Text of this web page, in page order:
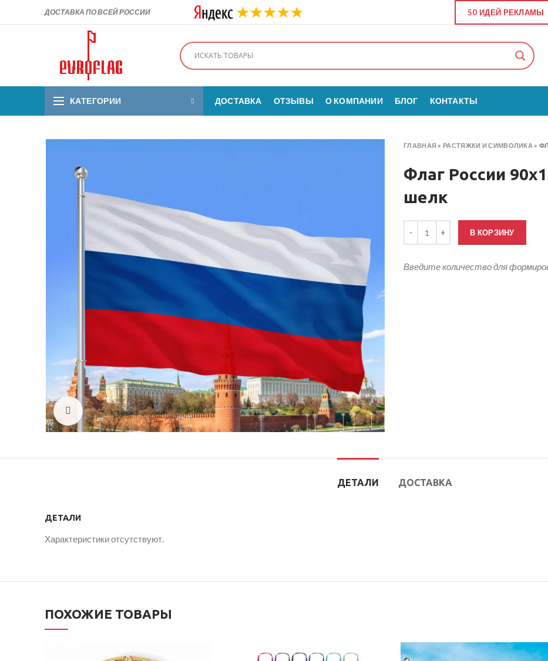
ДОСТАВКА ПО ВСЕЙ РОССИИ 50 ИДЕЙ РЕКЛАМЫ
КАТЕГОРИИ ДОСТАВКА ОТЗЫВЫ О КОМПАНИИ БЛОГ КОНТАКТЫ
Click to enlarge
ГЛАВНАЯ »РАСТЯЖКИ И СИМВОЛИКА »
Флаг России
шелк
В КОРЗИНУ
Введите количество для
ДЕТАЛИ ДОСТАВКА
ДЕТАЛИ
Характеристики отсутствуют.
ПОХОЖИЕ ТОВАРЫ